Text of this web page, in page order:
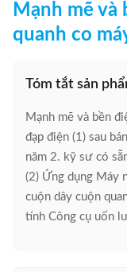
Mạnh mẽ
quanh co
Tóm tắt sản
Mạnh mẽ và bền
đạp điện (1) sau
năm 2. kỹ sư có
(2) Ứng dụng Máy
cuộn dây cuộn
tính Công cụ uốn